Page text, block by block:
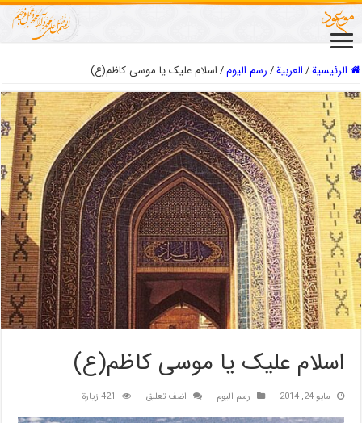
الرئيسية/العربیة/رسم اليوم/اسلام علیک یا موسی کاظم(ع)
اسلام علیک یا موسی کاظم(ع)
مايو 24, 2014 رسم اليوم اضف تعليق 421 زيارة